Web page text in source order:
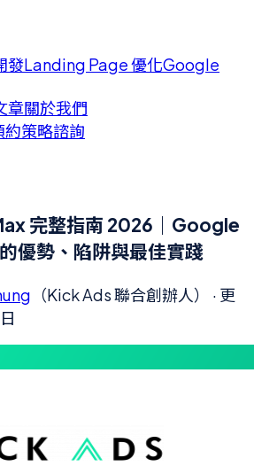
發Landing Page 優化Google
章關於我們
約策略諮詢
完整指南 2026｜Google
優勢、陷阱與最佳實踐
（Kick Ads 聯合創辦人）
· 更